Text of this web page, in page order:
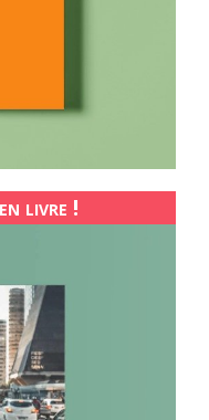
livre !